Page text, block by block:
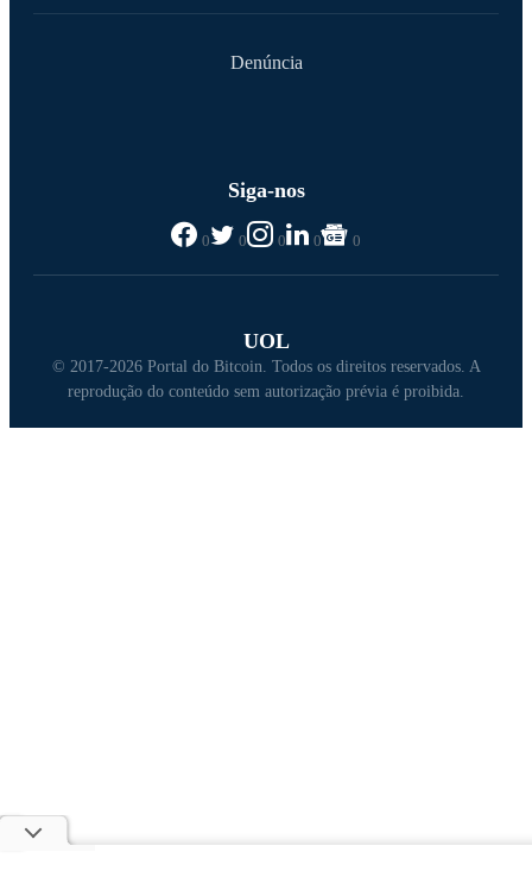
Denúncia
Siga-nos
0 0 0 0 0
UOL
© 2017-2026 Portal do Bitcoin. Todos os direitos reservados. A
reprodução do conteúdo sem autorização prévia é proibida.